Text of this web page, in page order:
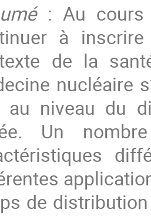
: Au cours
à
de la
nucléaire
au niveau du
Un
de